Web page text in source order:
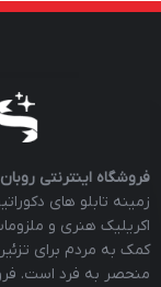
فروشگاه اینترنتی
زمینه تابلو های
اکریلیک هنری و
کمک به مردم برای
منحصر به فرد است.